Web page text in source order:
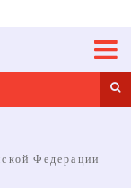
Федерации